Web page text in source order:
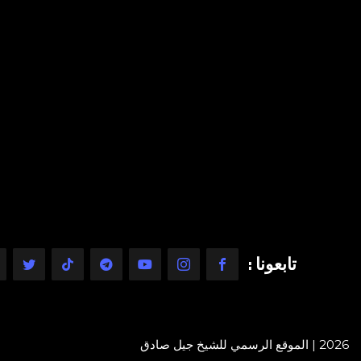
تابعونا :
2026 | الموقع الرسمي للشيخ جيل صادق